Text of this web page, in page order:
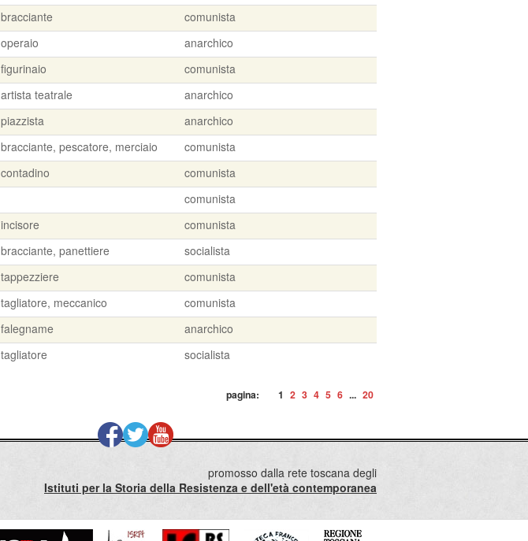
bracciante
comunista
operaio
anarchico
figurinaio
comunista
artista teatrale
anarchico
piazzista
anarchico
bracciante, pescatore, merciaio
comunista
contadino
comunista
comunista
incisore
comunista
bracciante, panettiere
socialista
tappezziere
comunista
tagliatore, meccanico
comunista
falegname
anarchico
tagliatore socialista
pagina: 1 2 3 4 5 6 ... 20
promosso dalla rete toscana degli
Istituti per la Storia della Resistenza e dell'età contemporanea